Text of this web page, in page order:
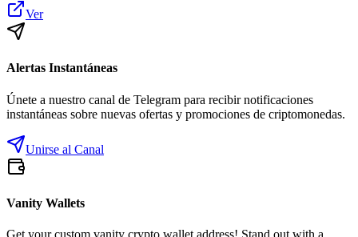
Ver
Alertas Instantáneas
Únete a nuestro canal de Telegram para recibir notificaciones
instantáneas sobre nuevas ofertas y promociones de criptomonedas.
Unirse al Canal
Vanity Wallets